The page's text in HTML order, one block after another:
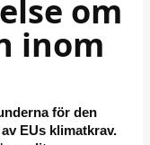
om
inom
för den
EUs klimatkrav.